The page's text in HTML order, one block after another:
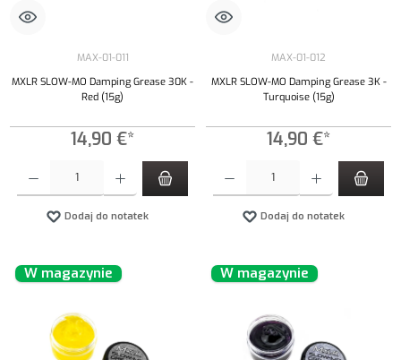
MAX-01-011
MXLR SLOW-MO Damping Grease 30K -
Red (15g)
14,90 €*
Dodaj do notatek
MAX-01-012
MXLR SLOW-MO Damping Grease 3K -
Turquoise (15g)
14,90 €*
Dodaj do notatek
W magazynie W magazynie